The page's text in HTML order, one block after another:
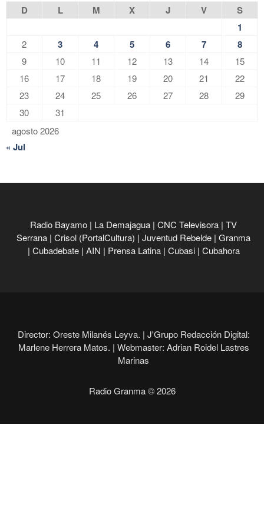
agosto 2026
D L M X J V
S
1
2 3 4 5 6 7 8
9 10 11 12 13 14
15
16
17 18 19 20 21
22
23
24 25 26 27 28
29
30
31
« Jul
Radio Bayamo | La Demajagua | CNC Televisora | TV
Serrana | Crisol (PortalCultura) | Juventud Rebelde | Granma
| Cubadebate | AIN | Prensa Latina | Cubasi | Cubahora
Director: Oreste Milanés Leyva. | J'Grupo Redacción Digital:
Marlene Herrera Matos. | Webmaster: Adrian Roidel Lastres
Marinas
Radio Granma © 2026